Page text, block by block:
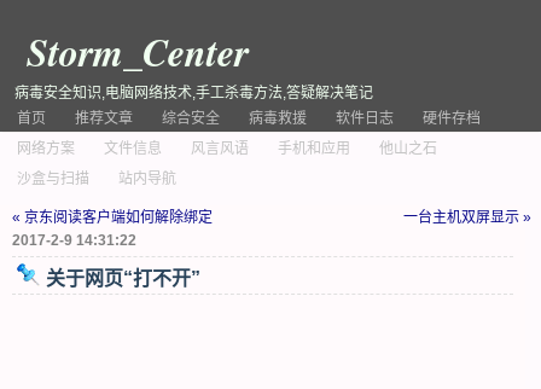
Storm_Center
病毒安全知识,电脑网络技术,手工杀毒方法,答疑解决笔记
首页
推荐文章 综合安全 病毒救援 软件日志
硬件存档
网络方案
文件信息 风言风语 手机和应用
他山之石
沙盒与扫描
站内导航
« 京东阅读客户端如何解除绑定
一台主机双屏显示 »
2017-2-9 14:31:22
关于网页“打不开”